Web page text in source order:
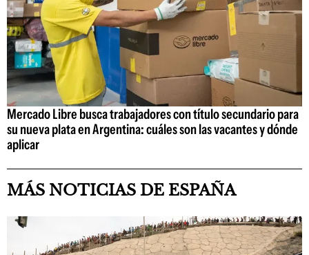
Mercado Libre busca trabajadores con título secundario para
su nueva plata en Argentina: cuáles son las vacantes y dónde
aplicar
MÁS NOTICIAS DE ESPAÑA